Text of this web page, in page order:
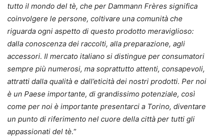
tutto il mondo del tè, che per Dammann Frères significa
coinvolgere le persone, coltivare una comunità che
riguarda ogni aspetto di questo prodotto meraviglioso:
dalla conoscenza dei raccolti, alla preparazione, agli
accessori. Il mercato italiano si distingue per consumatori
sempre più numerosi, ma soprattutto attenti, consapevoli,
attratti dalla qualità e dall’eticità dei nostri prodotti. Per noi
è un Paese importante, di grandissimo potenziale, così
come per noi è importante presentarci a Torino, diventare
un punto di riferimento nel cuore della città per tutti gli
appassionati del tè.”